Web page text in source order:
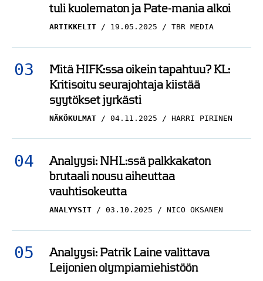
tuli kuolematon ja Pate-mania alkoi
ARTIKKELIT 19.05.2025 TBR MEDIA
Mitä HIFK:ssa oikein tapahtuu? KL:
Kritisoitu seurajohtaja kiistää
syytökset jyrkästi
NÄKÖKULMAT 04.11.2025 HARRI PIRINEN
Analyysi: NHL:ssä palkkakaton
brutaali nousu aiheuttaa
vauhtisokeutta
ANALYYSIT 03.10.2025 NICO OKSANEN
Analyysi: Patrik Laine valittava
Leijonien olympiamiehistöön